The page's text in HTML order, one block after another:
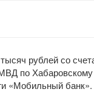
рублей со
по
«Мобильный банк».